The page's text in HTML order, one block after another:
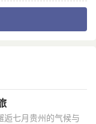
逅七月贵州的气候与